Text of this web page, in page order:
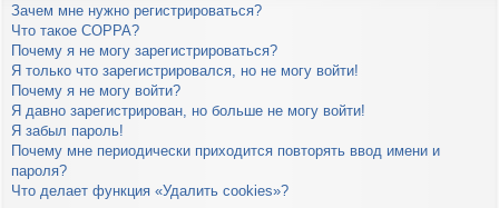
Зачем мне нужно регистрироваться?
Что такое COPPA?
Почему я не могу зарегистрироваться?
Я только что зарегистрировался, но не могу войти!
Почему я не могу войти?
Я давно зарегистрирован, но больше не могу войти!
Я забыл пароль!
Почему мне периодически приходится повторять ввод имени и
пароля?
Что делает функция «Удалить cookies»?